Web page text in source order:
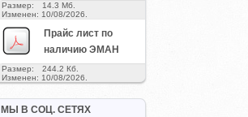
Размер: 14.3 Мб.
Изменен: 10/08/2026.
Прайс лист по
наличию ЭМАН
Размер: 244.2 Кб.
Изменен: 10/08/2026.
МЫ В СОЦ. СЕТЯХ